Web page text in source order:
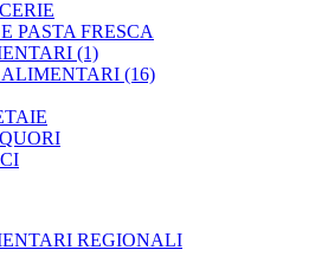
PASTA FRESCA
(1)
(16)
REGIONALI